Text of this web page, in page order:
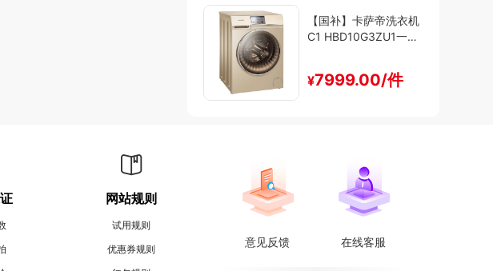
【国补】卡萨帝洗衣机
C1 HBD10G3ZU1一级
¥7999.00/件
网站规则
试用规则
优惠券规则
意见反馈 在线客服